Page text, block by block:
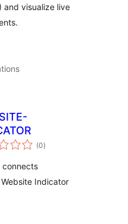
and visualize live
(0total
ratings
)
connects
Indicator